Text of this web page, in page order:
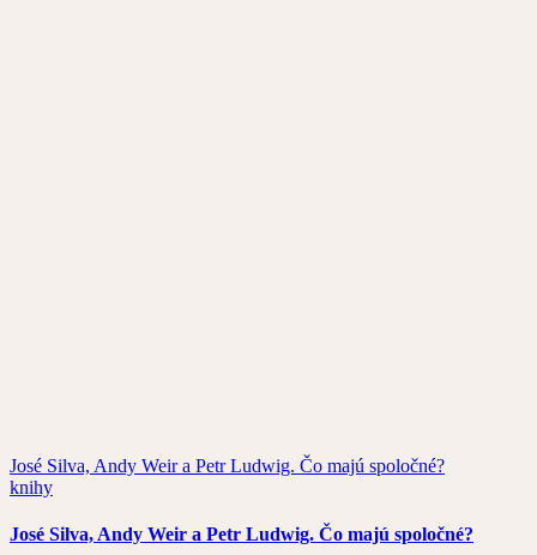
José Silva, Andy Weir a Petr Ludwig. Čo majú spoločné?
knihy
José Silva, Andy Weir a Petr Ludwig. Čo majú spoločné?